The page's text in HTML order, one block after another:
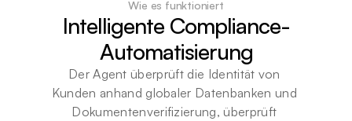
Wie es funktioniert
Intelligente Compliance-
Automatisierung
Der Agent überprüft die Identität von
Kunden anhand globaler Datenbanken und
Dokumentenverifizierung, überprüft